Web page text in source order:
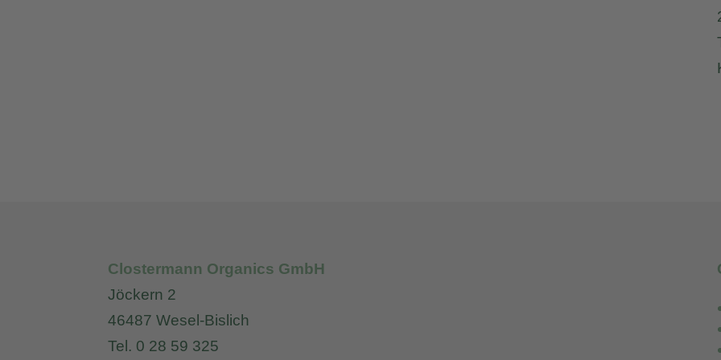
Clostermann Organics GmbH
Jöckern 2
46487 Wesel-Bislich
Tel. 0 28 59 325